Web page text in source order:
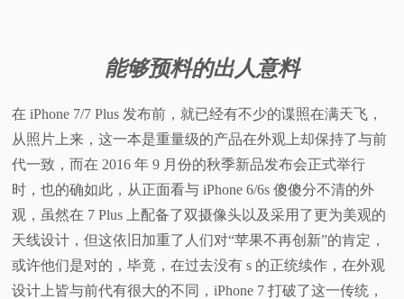
能够预料的出人意料
在 iPhone 7/7 Plus 发布前，就已经有不少的谍照在满天飞，
从照片上来，这一本是重量级的产品在外观上却保持了与前
代一致，而在 2016 年 9 月份的秋季新品发布会正式举行
时，也的确如此，从正面看与 iPhone 6/6s 傻傻分不清的外
观，虽然在 7 Plus 上配备了双摄像头以及采用了更为美观的
天线设计，但这依旧加重了人们对“苹果不再创新”的肯定，
或许他们是对的，毕竟，在过去没有 s 的正统续作，在外观
设计上皆与前代有很大的不同，iPhone 7 打破了这一传统，